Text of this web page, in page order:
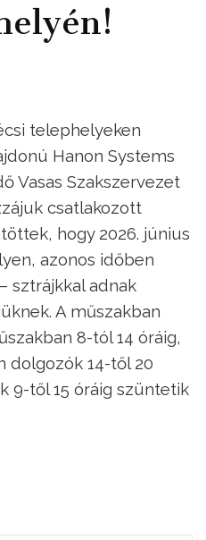
telephelyeken
Hanon Systems
Vasas Szakszervezet
csatlakozott
hogy 2026. június
azonos időben
sztrájkkal adnak
A műszakban
8-tól 14 óráig,
dolgozók 14-től 20
9-től 15 óráig szüntetik